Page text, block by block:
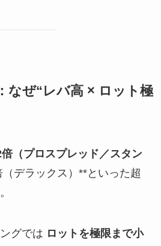
なぜ“レバ高 × ロット極
（プロスプレッド／スタン
（デラックス）**といった超
グでは ロットを極限まで小